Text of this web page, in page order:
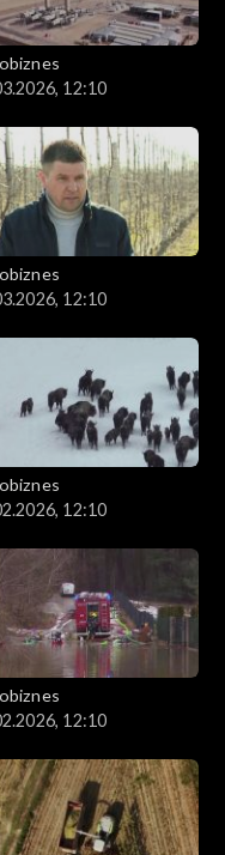
12:10
12:10
12:10
12:10